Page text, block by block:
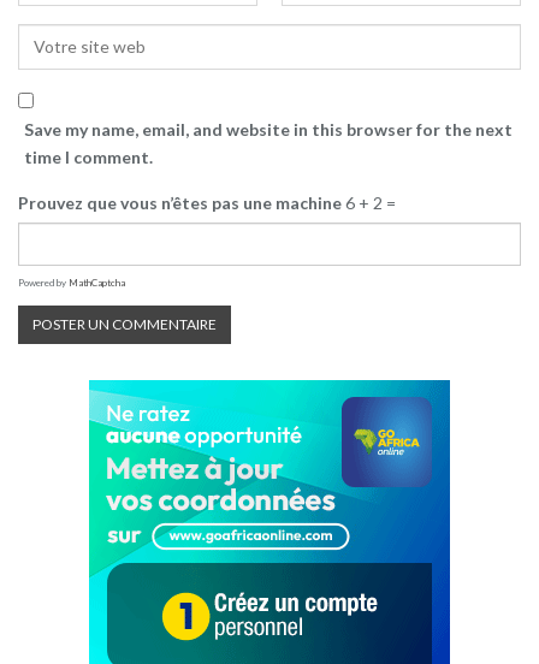
Save my name, email, and website in this browser for the next
time I comment.
Prouvez que vous n’êtes pas une machine6 + 2 =
Powered by MathCaptcha